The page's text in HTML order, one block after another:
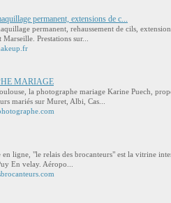
permanent, extensions de c...
permanent, rehaussement de cils,
Prestations sur...
MARIAGE
la photographe mariage Karine Puech,
mariés sur Muret, Albi, Cas...
en ligne, "le relais des brocanteurs" est la vitrine
En velay. Aéropo...